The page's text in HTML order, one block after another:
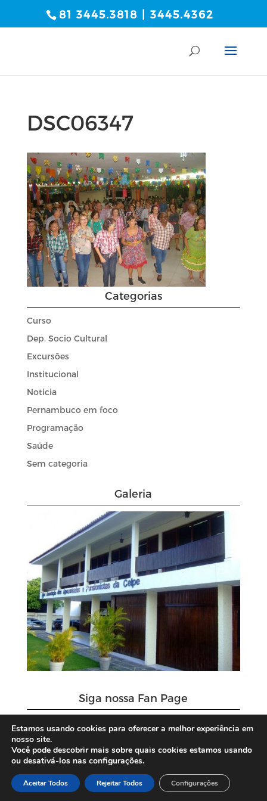
81 3445.3818 | 3445.4362
DSC06347
Categorias
Curso
Dep. Socio Cultural
Excursões
Institucional
Noticia
Pernambuco em foco
Programação
Saúde
Sem categoria
Galeria
Siga nossa Fan Page
Estamos usando cookies para oferecer a melhor experiência em
nosso site.
Você pode descobrir mais sobre quais cookies estamos usando
ou desativá-los nas configurações.
Aceitar Todos Rejeitar Todos Configurações